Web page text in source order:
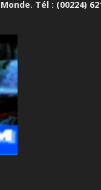
Tél : (00224)